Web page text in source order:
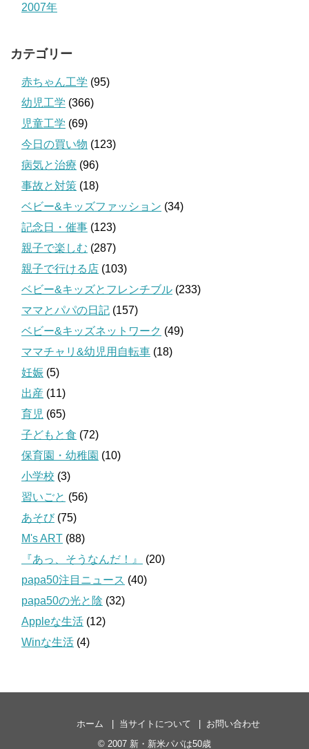
2007年
カテゴリー
赤ちゃん工学 (95)
幼児工学 (366)
児童工学 (69)
今日の買い物 (123)
病気と治療 (96)
事故と対策 (18)
ベビー&キッズファッション (34)
記念日・催事 (123)
親子で楽しむ (287)
親子で行ける店 (103)
ベビー&キッズとフレンチブル (233)
ママとパパの日記 (157)
ベビー&キッズネットワーク (49)
ママチャリ&幼児用自転車 (18)
妊娠 (5)
出産 (11)
育児 (65)
子どもと食 (72)
保育園・幼稚園 (10)
小学校 (3)
習いごと (56)
あそび(75)
M's ART (88)
『あっ、そうなんだ！』
(20)
papa50注目ニュース (40)
papa50の光と陰 (32)
Appleな生活 (12)
Winな生活 (4)
ホーム 当サイトについて
お問い合わせ
© 2007 新・新米パパは50歳